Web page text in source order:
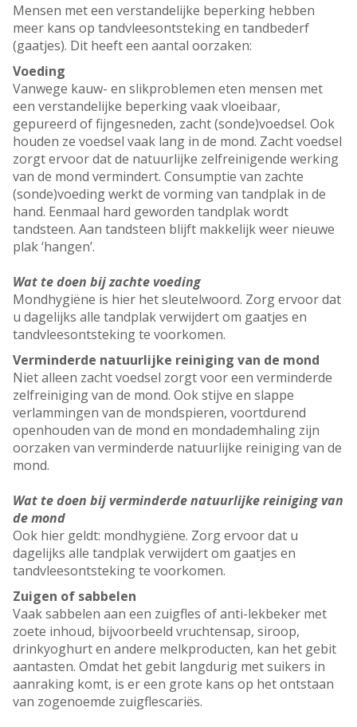
Mensen met een verstandelijke beperking hebben
meer kans op tandvleesontsteking en tandbederf
(gaatjes). Dit heeft een aantal oorzaken:
Voeding
Vanwege kauw- en slikproblemen eten mensen met
een verstandelijke beperking vaak vloeibaar,
gepureerd of fijngesneden, zacht (sonde)voedsel. Ook
houden ze voedsel vaak lang in de mond. Zacht voedsel
zorgt ervoor dat de natuurlijke zelfreinigende werking
van de mond vermindert. Consumptie van zachte
(sonde)voeding werkt de vorming van tandplak in de
hand. Eenmaal hard geworden tandplak wordt
tandsteen. Aan tandsteen blijft makkelijk weer nieuwe
plak ‘hangen’.
Wat te doen bij zachte voeding
Mondhygiëne is hier het sleutelwoord. Zorg ervoor dat
u dagelijks alle tandplak verwijdert om gaatjes en
tandvleesontsteking te voorkomen.
Verminderde natuurlijke reiniging van de mond
Niet alleen zacht voedsel zorgt voor een verminderde
zelfreiniging van de mond. Ook stijve en slappe
verlammingen van de mondspieren, voortdurend
openhouden van de mond en mondademhaling zijn
oorzaken van verminderde natuurlijke reiniging van de
mond.
Wat te doen bij verminderde natuurlijke reiniging van
de mond
Ook hier geldt: mondhygiëne. Zorg ervoor dat u
dagelijks alle tandplak verwijdert om gaatjes en
tandvleesontsteking te voorkomen.
Zuigen of sabbelen
Vaak sabbelen aan een zuigfles of anti-lekbeker met
zoete inhoud, bijvoorbeeld vruchtensap, siroop,
drinkyoghurt en andere melkproducten, kan het gebit
aantasten. Omdat het gebit langdurig met suikers in
aanraking komt, is er een grote kans op het ontstaan
van zogenoemde zuigflescariës.